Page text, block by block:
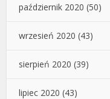
październik 2020 (50)
wrzesień 2020 (43)
sierpień 2020 (39)
lipiec 2020 (43)